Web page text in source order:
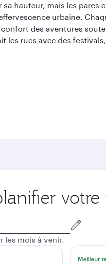
hauteur, mais les parcs
urbaine.
des aventures
les rues avec des
les mois à venir.
Meilleur